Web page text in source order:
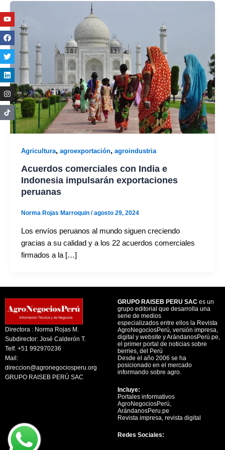
Agricultura, agroexportación, agroindustria
Acuerdos comerciales con India e
Indonesia impulsarán exportaciones
peruanas
Norma Rojas Marroquin /agosto 29, 2024
Los envíos peruanos al mundo siguen creciendo
gracias a su calidad y a los 22 acuerdos comerciales
firmados a la […]
Directora : Norma Rojas M.
Subdirector: José Calderón T.
Telf. +51 992970236
Mail:
direccion@agronegociosperu.org
GRUPO RAISEB PERÚ SAC
GRUPO RAISEB PERU SAC es un
grupo editorial que desarrolla una
serie de medios
especializados entre ellos la Revista
AgroNegociosPerú, versión impresa,
digital y website y ArándanosPerú.pe,
el primer portal de noticias sobre
berries, del Perú
Desde el año 2006 se ha
posicionado en el mercado
informando sobre agro.
Incluye:
Portales informativos
AgroNegociosPerú,
ArándanosPeru.pe
Revista impresa, revista digital
Redes Sociales:
Youtube
Facebook
Twitter
Linkedin
Instagram